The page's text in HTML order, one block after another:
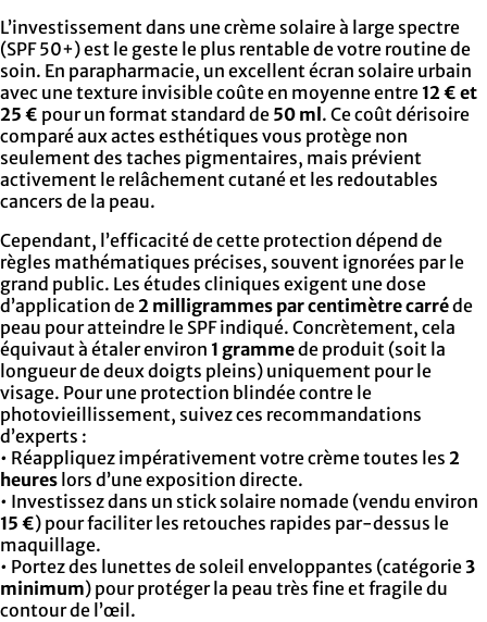
L’investissement dans une crème solaire à large spectre
(SPF 50+) est le geste le plus rentable de votre routine de
soin. En parapharmacie, un excellent écran solaire urbain
avec une texture invisible coûte en moyenne entre 12 € et
25 € pour un format standard de 50 ml. Ce coût dérisoire
comparé aux actes esthétiques vous protège non
seulement des taches pigmentaires, mais prévient
activement le relâchement cutané et les redoutables
cancers de la peau.
Cependant, l’efficacité de cette protection dépend de
règles mathématiques précises, souvent ignorées par le
grand public. Les études cliniques exigent une dose
d’application de 2 milligrammes par centimètre carréde
peau pour atteindre le SPF indiqué. Concrètement, cela
équivaut à étaler environ 1 grammede produit (soit la
longueur de deux doigts pleins) uniquement pour le
visage. Pour une protection blindée contre le
photovieillissement, suivez ces recommandations
d’experts :
• Réappliquez impérativement votre crème toutes les 2
heures lors d’une exposition directe.
• Investissez dans un stick solaire nomade (vendu environ
15 €) pour faciliter les retouches rapides par-dessus le
maquillage.
• Portez des lunettes de soleil enveloppantes (catégorie3
minimum) pour protéger la peau très fine et fragile du
contour de l’œil.